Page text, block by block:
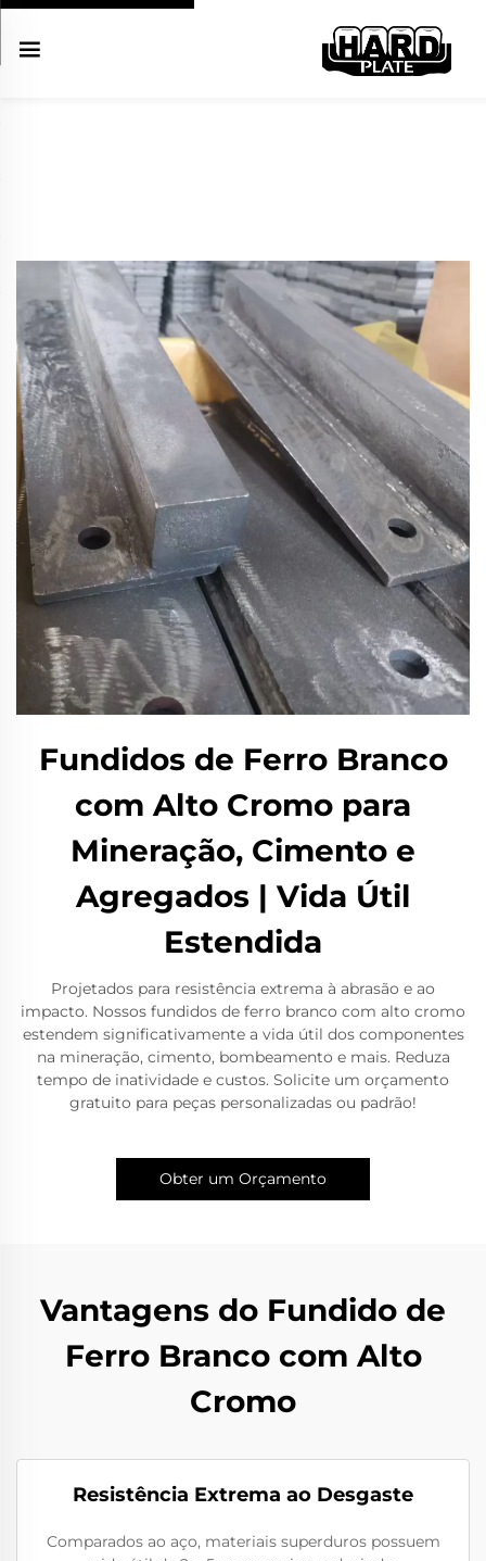
Fundidos de Ferro Branco
com Alto Cromo para
Mineração, Cimento e
Agregados | Vida Útil
Estendida
Projetados para resistência extrema à abrasão e ao
impacto. Nossos fundidos de ferro branco com alto cromo
estendem significativamente a vida útil dos componentes
na mineração, cimento, bombeamento e mais. Reduza
tempo de inatividade e custos. Solicite um orçamento
gratuito para peças personalizadas ou padrão!
Obter um Orçamento
Vantagens do Fundido de
Ferro Branco com Alto
Cromo
Resistência Extrema ao Desgaste
Comparados ao aço, materiais superduros possuem